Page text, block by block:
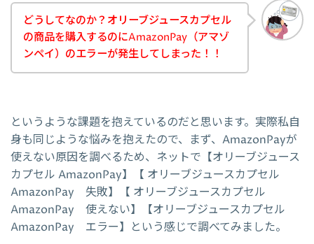
どうしてなのか？オリーブジュースカプセル
の商品を購入するのにAmazonPay（アマゾ
ンペイ）のエラーが発生してしまった！！
というような課題を抱えているのだと思います。実際私自
身も同じような悩みを抱えたので、まず、AmazonPayが
使えない原因を調べるため、ネットで【オリーブジュース
カプセル AmazonPay】【 オリーブジュースカプセル
AmazonPay 失敗】【 オリーブジュースカプセル
AmazonPay 使えない】【オリーブジュースカプセル
AmazonPay エラー】という感じで調べてみました。